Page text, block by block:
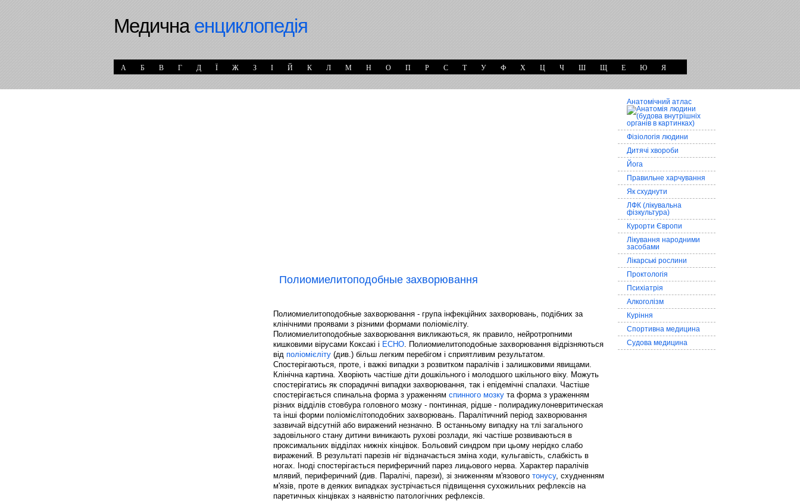
Медичнаенциклопедія
А Б В Г Д Ї Ж З І Й К Л М Н О П Р С Т У Ф Х Ц Ч Ш Щ Е Ю Я
Полиомиелитоподобные захворювання
Полиомиелитоподобные захворювання - група інфекційних захворювань, подібних за
клінічними проявами з різними формами поліомієліту.
Полиомиелитоподобные захворювання викликаються, як правило, нейротропними
кишковими вірусами Коксакі і ECHO. Полиомиелитоподобные захворювання відрізняються
від поліомієліту (див.) більш легким перебігом і сприятливим результатом.
Спостерігаються, проте, і важкі випадки з розвитком паралічів і залишковими явищами.
Клінічна картина. Хворіють частіше діти дошкільного і молодшого шкільного віку. Можуть
спостерігатись як спорадичні випадки захворювання, так і епідемічні спалахи. Частіше
спостерігається спинальна форма з ураженням спинного мозку та форма з ураженням
різних відділів стовбура головного мозку - понтинная, рідше - полирадикулоневритическая
та інші форми поліомієлітоподобних захворювань. Паралітичний період захворювання
зазвичай відсутній або виражений незначно. В останньому випадку на тлі загального
задовільного стану дитини виникають рухові розлади, які частіше розвиваються в
проксимальних відділах нижніх кінцівок. Больовий синдром при цьому нерідко слабо
виражений. В результаті парезів ніг відзначається зміна ходи, кульгавість, слабкість в
ногах. Іноді спостерігається периферичний парез лицьового нерва. Характер паралічів
млявий, периферичний (див. Паралічі, парези), зі зниженням м'язового тонусу, схудненням
м'язів, проте в деяких випадках зустрічається підвищення сухожильних рефлексів на
паретичных кінцівках з наявністю патологічних рефлексів.
Анатомічний атлас
Фізіологія людини
Дитячі хвороби
Йога
Правильне харчування
Як схуднути
ЛФК (лікувальна
фізкультура)
Курорти Європи
Лікування народними
засобами
Лікарські рослини
Проктологія
Психіатрія
Алкоголізм
Куріння
Спортивна медицина
Судова медицина